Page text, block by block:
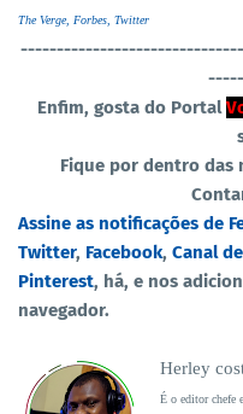
The Verge, Forbes, Twitter
Enfim, gosta do Portal
Fique por dentro das
Assine as notificações de
Twitter, Facebook, Canal
Pinterest, há, e nos
navegador.
Herley
É o editor chefe